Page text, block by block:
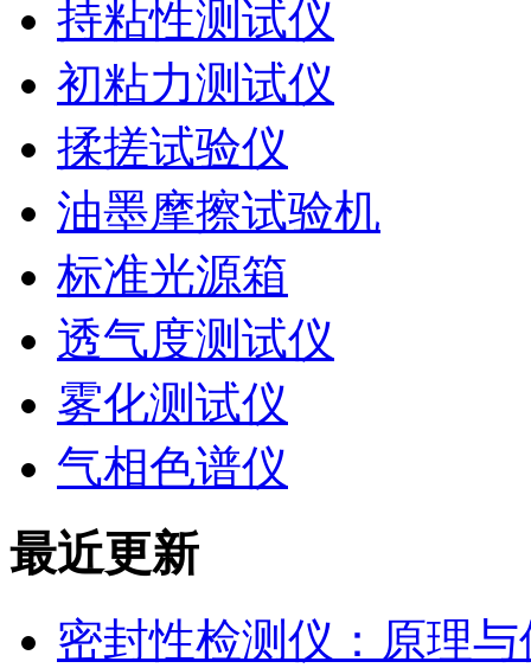
持粘性测试仪
初粘力测试仪
揉搓试验仪
油墨摩擦试验机
标准光源箱
透气度测试仪
雾化测试仪
气相色谱仪
最近更新
密封性检测仪：原理